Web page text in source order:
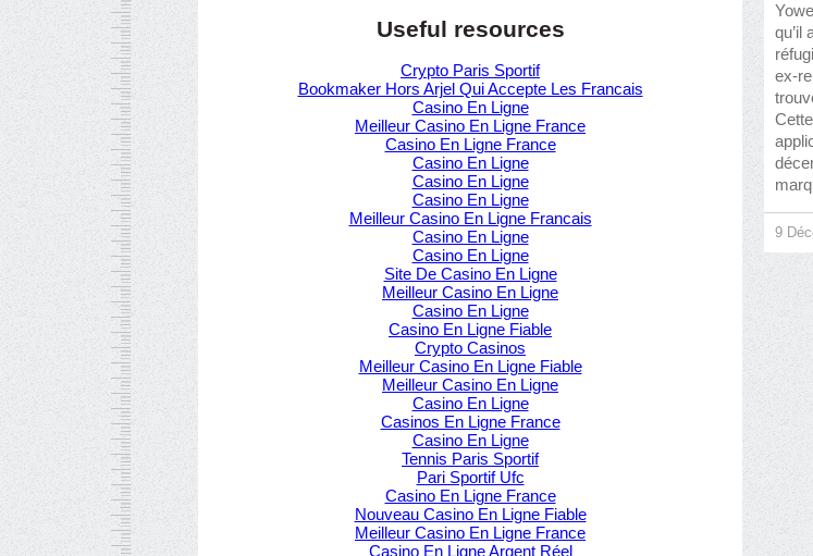
Useful resources
Crypto Paris Sportif
Bookmaker Hors Arjel Qui Accepte Les Francais
Casino En Ligne
Meilleur Casino En Ligne France
Casino En Ligne France
Casino En Ligne
Casino En Ligne
Casino En Ligne
Meilleur Casino En Ligne Francais
Casino En Ligne
Casino En Ligne
Site De Casino En Ligne
Meilleur Casino En Ligne
Casino En Ligne
Casino En Ligne Fiable
Crypto Casinos
Meilleur Casino En Ligne Fiable
Meilleur Casino En Ligne
Casino En Ligne
Casinos En Ligne France
Casino En Ligne
Tennis Paris Sportif
Pari Sportif Ufc
Casino En Ligne France
Nouveau Casino En Ligne Fiable
Meilleur Casino En Ligne France
Casino En Ligne Argent Réel
qu’il
ex-
9